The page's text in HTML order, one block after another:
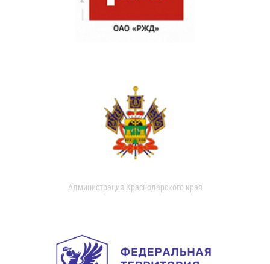
Администрация Краснодарского края